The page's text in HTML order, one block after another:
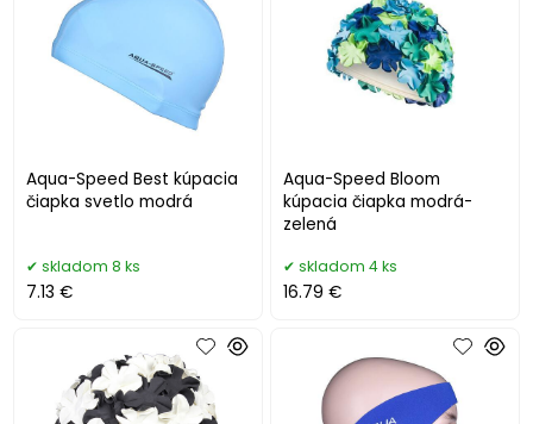
Aqua-Speed Best kúpacia
čiapka svetlo modrá
skladom 8 ks
7.13 €
Aqua-Speed Bloom
kúpacia čiapka modrá-
zelená
skladom 4 ks
16.79 €